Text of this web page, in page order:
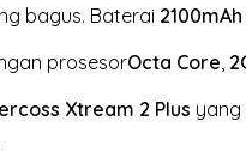
bagus. Baterai 2100mAh
prosesorOcta Core,
Xtream 2 Plus yang